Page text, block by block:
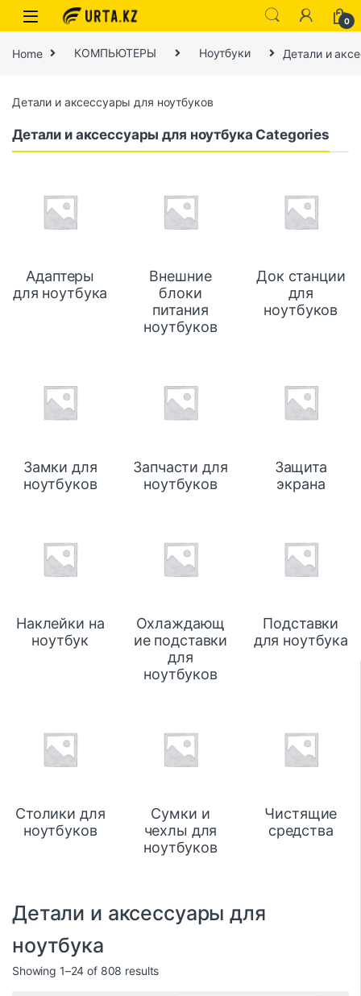
0
Home КОМПЬЮТЕРЫ Ноутбуки Детали и
Детали и аксессуары для ноутбуков
Детали и аксессуары для ноутбука Categories
Адаптеры
для ноутбука
Внешние
блоки
питания
ноутбуков
Док станции
для
ноутбуков
Замки для
ноутбуков
Запчасти для
ноутбуков
Защита
экрана
Наклейки на
ноутбук
Охлаждающ
ие подставки
для
ноутбуков
Подставки
для ноутбука
Столики для
ноутбуков
Сумки и
чехлы для
ноутбуков
Чистящие
средства
Детали и аксессуары для
ноутбука
Showing 1–24 of 808 results